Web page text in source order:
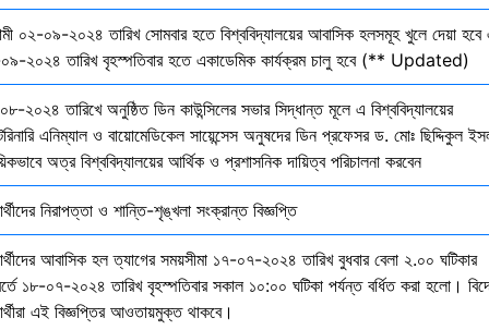
০২-০৯-২০২৪ তারিখ সোমবার হতে বিশ্ববিদ্যালয়ের আবাসিক হলসমূহ খুলে দেয়া হবে
২০২৪ তারিখ বৃহস্পতিবার হতে একাডেমিক কার্যক্রম চালু হবে (** Updated)
২০২৪ তারিখে অনুষ্ঠিত ডিন কাউন্সিলের সভার সিদ্ধান্ত মূলে এ বিশ্ববিদ্যালয়ের
এনিম্যাল ও বায়োমেডিকেল সায়েন্সেস অনুষদের ডিন প্রফেসর ড. মোঃ ছিদ্দিকুল
অত্র বিশ্ববিদ্যালয়ের আর্থিক ও প্রশাসনিক দায়িত্ব পরিচালনা করবেন
নিরাপত্তা ও শান্তি-শৃঙ্খলা সংক্রান্ত বিজ্ঞপ্তি
আবাসিক হল ত্যাগের সময়সীমা ১৭-০৭-২০২৪ তারিখ বুধবার বেলা ২.০০ ঘটিকার
১৮-০৭-২০২৪ তারিখ বৃহস্পতিবার সকাল ১০:০০ ঘটিকা পর্যন্ত বর্ধিত করা হলো।
এই বিজ্ঞপ্তির আওতায়মুক্ত থাকবে।